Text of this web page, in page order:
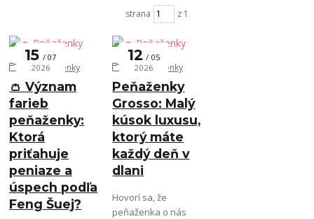
strana z 1
👛 Význam
farieb
peňaženky:
Ktorá
priťahuje
peniaze a
úspech podľa
Feng Šuej?
15
07
2026
👛 Peňaženky
Peňaženky
Grosso: Malý
kúsok luxusu,
ktorý máte
každý deň v
dlani
12
05
2026
👛 Peňaženky
Hovorí sa, že
peňaženka o nás